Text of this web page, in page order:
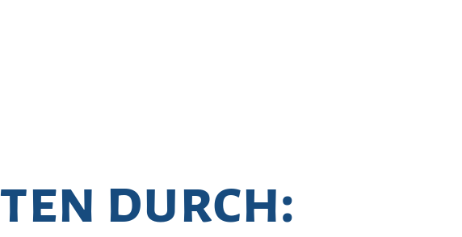
durch: